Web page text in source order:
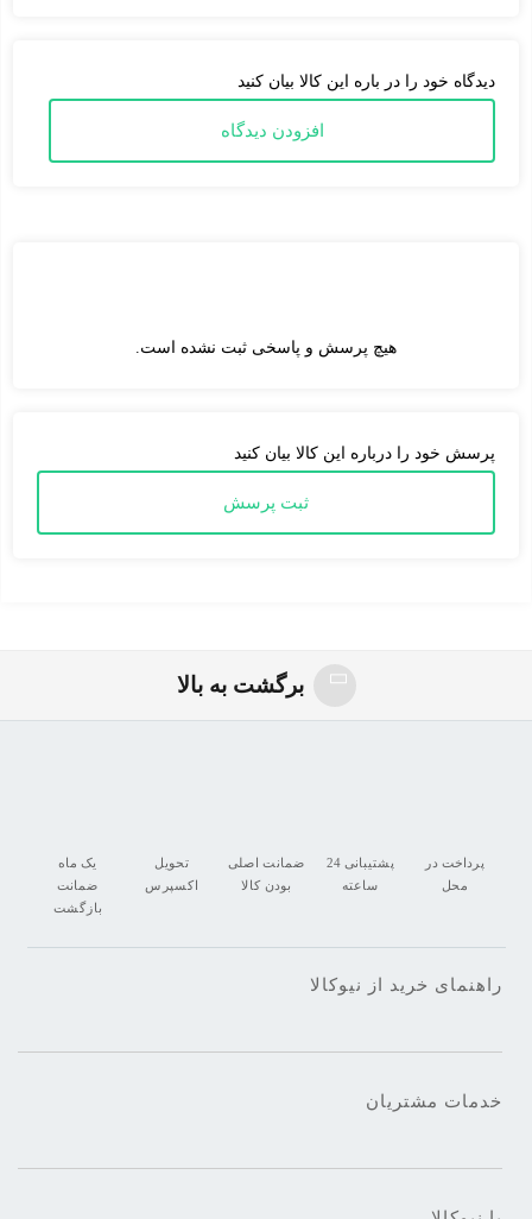
دیدگاه خود را در باره این کالا بیان کنید
افزودن دیدگاه
هیچ پرسش و پاسخی ثبت نشده است.
پرسش خود را درباره این کالا بیان کنید
ثبت پرسش
برگشت به بالا
پرداخت در
محل
پشتیبانی 24
ساعته
ضمانت اصلی
بودن کالا
تحویل
اکسپرس
یک ماه
ضمانت
بازگشت
راهنمای خرید از نیوکالا
خدمات مشتریان